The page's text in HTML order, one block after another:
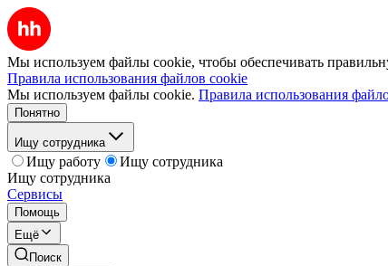
Мы используем файлы cookie, чтобы обеспечивать
Правила использования файлов cookie
Мы используем файлы cookie. Правила использования
Понятно
Ищу сотрудника
Ищу работу
Ищу сотрудника
Ищу сотрудника
Сервисы
Помощь
Ещё
Поиск